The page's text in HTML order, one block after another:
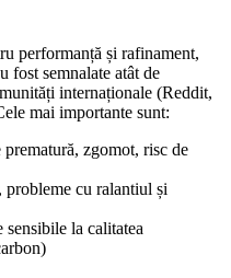
performanță și rafinament,
fost semnalate atât de
internaționale (Reddit,
mai importante sunt:
zgomot, risc de
probleme cu ralantiul și
la calitatea